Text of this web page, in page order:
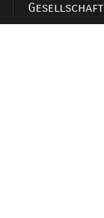
Gesellschaft